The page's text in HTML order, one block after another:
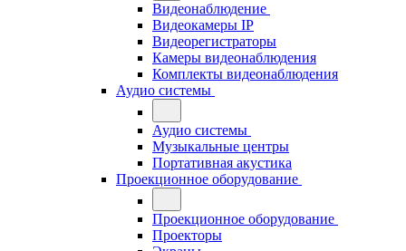
Видеонаблюдение
Видеокамеры IP
Видеорегистраторы
Камеры видеонаблюдения
Комплекты видеонаблюдения
Аудио системы
Аудио системы
Музыкальные центры
Портативная акустика
Проекционное оборудование
Проекционное оборудование
Проекторы